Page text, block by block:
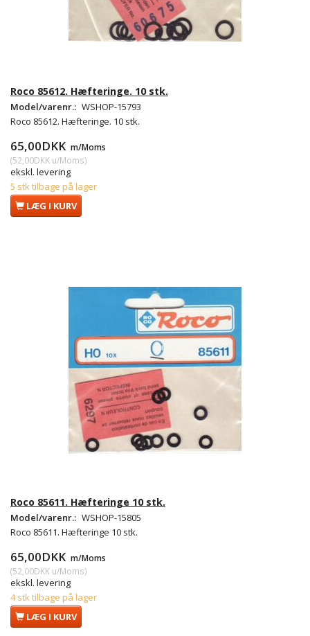
Roco 85612. Hæfteringe. 10 stk.
Model/varenr.: WSHOP-15793
Roco 85612. Hæfteringe. 10 stk.
65,00DKK m/Moms
(52,00DKK u/Moms)
ekskl. levering
5 stk tilbage på lager
LÆG I KURV
Roco 85611. Hæfteringe 10 stk.
Model/varenr.: WSHOP-15805
Roco 85611. Hæfteringe 10 stk.
65,00DKK m/Moms
(52,00DKK u/Moms)
ekskl. levering
4 stk tilbage på lager
LÆG I KURV